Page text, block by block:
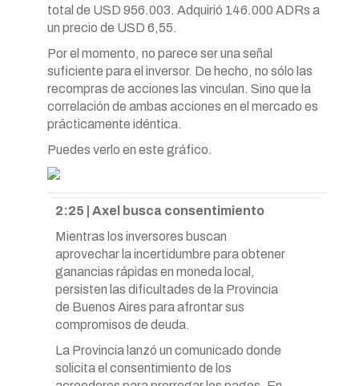
total de USD 956.003. Adquirió 146.000 ADRs a
un precio de USD 6,55.
Por el momento, no parece ser una señal
suficiente para el inversor. De hecho, no sólo las
recompras de acciones las vinculan. Sino que la
correlación de ambas acciones en el mercado es
prácticamente idéntica.
Puedes verlo en este gráfico.
2:25 | Axel busca consentimiento
Mientras los inversores buscan
aprovechar la incertidumbre para obtener
ganancias rápidas en moneda local,
persisten las dificultades de la Provincia
de Buenos Aires para afrontar sus
compromisos de deuda.
La Provincia lanzó un comunicado donde
solicita el consentimiento de los